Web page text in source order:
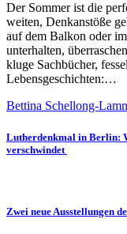
Der Sommer ist die
weiten, Denkanstöße
auf dem Balkon oder
unterhalten,
kluge Sachbücher,
Lebensgeschichten:…
Bettina Schellong-
Lutherdenkmal in Berlin:
verschwindet
Zwei neue Ausstellungen